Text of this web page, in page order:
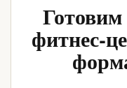
фитнес-